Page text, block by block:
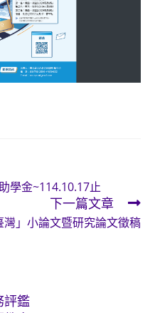
學金~114.10.17止
下一篇文章
」小論文暨研究論文徵稿
評鑑